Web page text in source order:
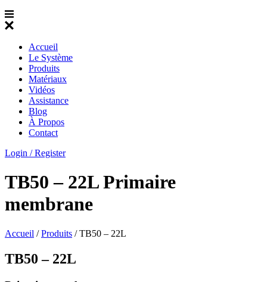
Accueil
Le Système
Produits
Matériaux
Vidéos
Assistance
Blog
À Propos
Contact
Login / Register
TB50 – 22L Primaire
membrane
Accueil /Produits /TB50 – 22L
TB50 – 22L